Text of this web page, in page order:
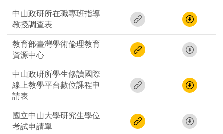
中山政研所在職專班指導
教授調查表
教育部臺灣學術倫理教育
資源中心
中山政研所學生修讀國際
線上教學平台數位課程申
請表
國立中山大學研究生學位
考試申請單